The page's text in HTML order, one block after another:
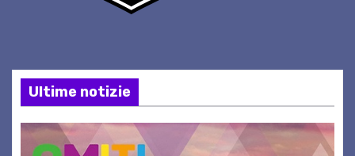
Ultime notizie